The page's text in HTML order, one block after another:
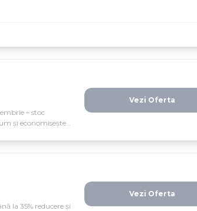
– stoc
și economisește
Vezi Oferta
la 35% reducere și
Vezi Oferta